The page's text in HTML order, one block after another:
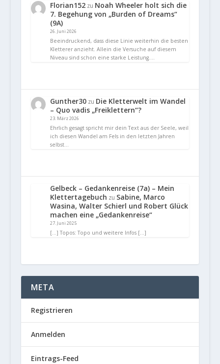
Florian152zu Noah Wheeler holt sich die
7. Begehung von „Burden of Dreams“
(9A)
26. Juni 2026
Beeindruckend, dass diese Linie weiterhin die besten
Kletterer anzieht. Allein die Versuche auf diesem
Niveau sind schon eine starke Leistung.…
Gunther30zu Die Kletterwelt im Wandel
– Quo vadis „Freiklettern“?
23. März 2026
Ehrlich gesagt spricht mir dein Text aus der Seele, weil
ich diesen Wandel am Fels in den letzten Jahren
selbst…
Gelbeck – Gedankenreise (7a) – Mein
Klettertagebuch zu Sabine, Marco
Wasina, Walter Schierl und Robert Glück
machen eine „Gedankenreise“
27. Juni 2025
[…] Topos: Topo und weitere Infos […]
META
Registrieren
Anmelden
Eintrags-Feed